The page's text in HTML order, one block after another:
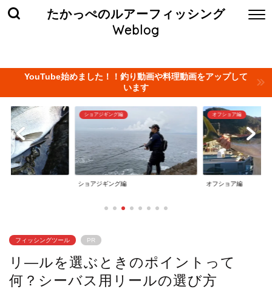
たかっぺのルアーフィッシング
Weblog
YouTube始めました！！釣り動画や料理動画をアップして
います
オフショア編
オフショア編
タイラバ編
タイラバ編
フィッシングツール PR
リ―ルを選ぶときのポイントって
何？シーバス用リールの選び方